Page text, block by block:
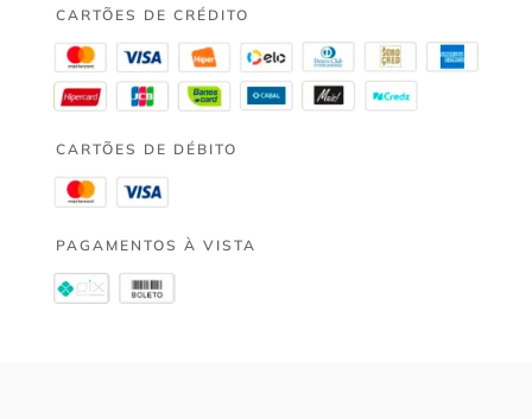
CARTÕES DE CRÉDITO
CARTÕES DE DÉBITO
PAGAMENTOS À VISTA